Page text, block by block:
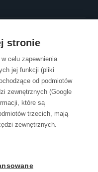
stronie
celu zapewnienia
jej funkcji (pliki
od podmiotów
zewnętrznych (Google
które są
trzecich, mają
zewnętrznych.